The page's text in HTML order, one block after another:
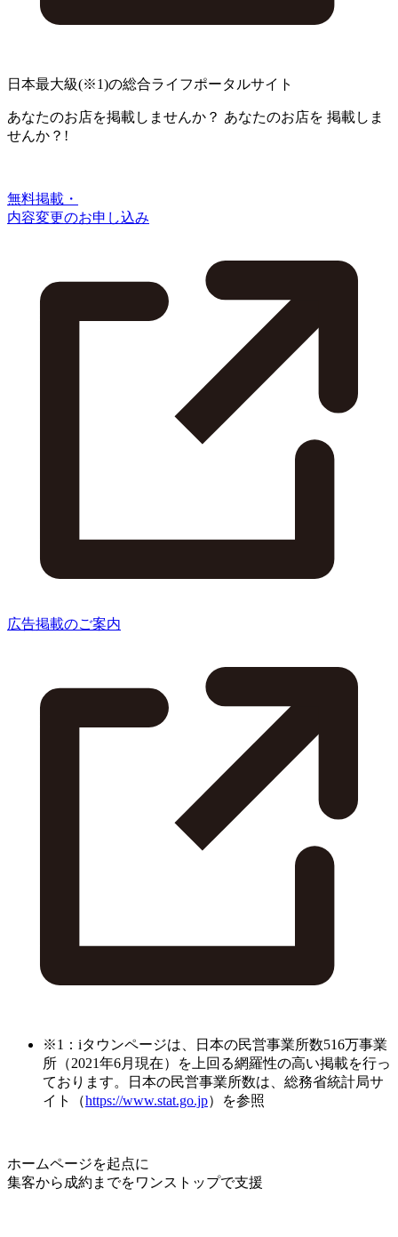
日本最大級(※1)の総合ライフポータルサイト
あなたのお店を掲載しませんか？ あなたのお店を 掲載しま
せんか？!
無料掲載・
内容変更のお申し込み
広告掲載のご案内
※1：iタウンページは、日本の民営事業所数516万事業
所（2021年6月現在）を上回る網羅性の高い掲載を行っ
ております。日本の民営事業所数は、総務省統計局サ
イト（https://www.stat.go.jp）を参照
ホームページを起点に
集客から成約までをワンストップで支援